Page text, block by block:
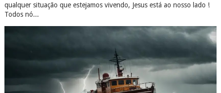
qualquer situação que estejamos vivendo, Jesus está ao nosso lado !
Todos nó...